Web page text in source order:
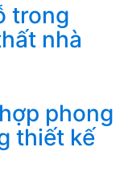
trong
nhà
phong
thiết kế